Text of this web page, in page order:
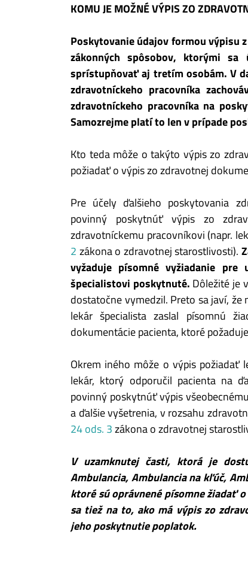
KOMU JE MOŽNÉ VÝPIS ZO
Poskytovanie údajov formou výpisu
zákonných spôsobov, ktorými sa
sprístupňovať aj tretím osobám. V
zdravotníckeho pracovníka
zdravotníckeho pracovníka na
Samozrejme platí to len v prípade
Kto teda môže o takýto výpis zo
požiadať o výpis zo zdravotnej
Pre účely ďalšieho poskytovania
povinný poskytnúť výpis zo
zdravotníckemu pracovníkovi (napr.
2 zákona o zdravotnej starostlivosti).
vyžaduje písomné vyžiadanie
špecialistovi poskytnuté. Dôležité je
dostatočne vymedzil. Preto sa javí, že
lekár špecialista zaslal písomnú
dokumentácie pacienta, ktoré
Okrem iného môže o výpis požiadať
lekár, ktorý odporučil pacienta na
povinný poskytnúť výpis
a ďalšie vyšetrenia, v rozsahu
24 ods. 3zákona o zdravotnej
V uzamknutej časti, ktorá je
Ambulancia, Ambulancia na kľúč,
ktoré sú oprávnené písomne žiadať
sa tiež na to, ako má výpis zo
jeho poskytnutie poplatok.